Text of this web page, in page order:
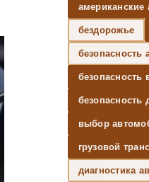
американские
бездорожье
безопасность
безопасность
безопасность
выбор
грузовой
диагностика